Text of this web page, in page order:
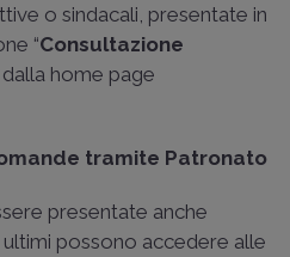
o sindacali, presentate in
“Consultazione
dalla home page
tramite Patronato
presentate anche
possono accedere alle